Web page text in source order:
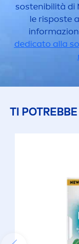
sostenibilità di
le risposte
dedicato alla
TI